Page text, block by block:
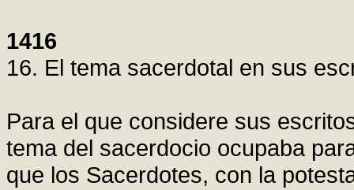
1416
16. El tema sacerdotal en sus
Para el que considere sus
tema del sacerdocio ocupaba
que los Sacerdotes, con la